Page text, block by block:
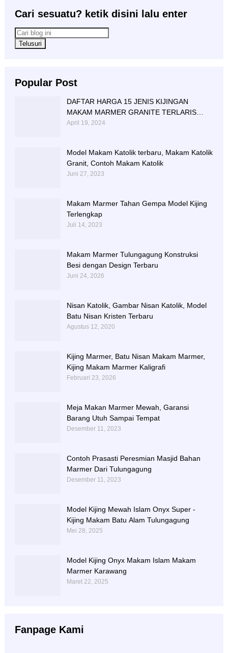
Cari sesuatu? ketik disini lalu enter
Popular Post
DAFTAR HARGA 15 JENIS KIJINGAN
MAKAM MARMER GRANITE TERLARIS
BERIKUT NISAN NYA
April 19, 2024
Model Makam Katolik terbaru, Makam Katolik
Granit, Contoh Makam Katolik
Juni 27, 2023
Makam Marmer Tahan Gempa Model Kijing
Terlengkap
Juli 14, 2023
Makam Marmer Tulungagung Konstruksi
Besi dengan Design Terbaru
Juni 24, 2026
Nisan Katolik, Gambar Nisan Katolik, Model
Batu Nisan Kristen Terbaru
Agustus 12, 2020
Kijing Marmer, Batu Nisan Makam Marmer,
Kijing Makam Marmer Kaligrafi
Februari 23, 2026
Meja Makan Marmer Mewah, Garansi
Barang Utuh Sampai Tempat
Desember 11, 2023
Contoh Prasasti Peresmian Masjid Bahan
Marmer Dari Tulungagung
Desember 11, 2023
Model Kijing Mewah Islam Onyx Super -
Kijing Makam Batu Alam Tulungagung
Mei 28, 2025
Model Kijing Onyx Makam Islam Makam
Marmer Karawang
Maret 22, 2025
Fanpage Kami